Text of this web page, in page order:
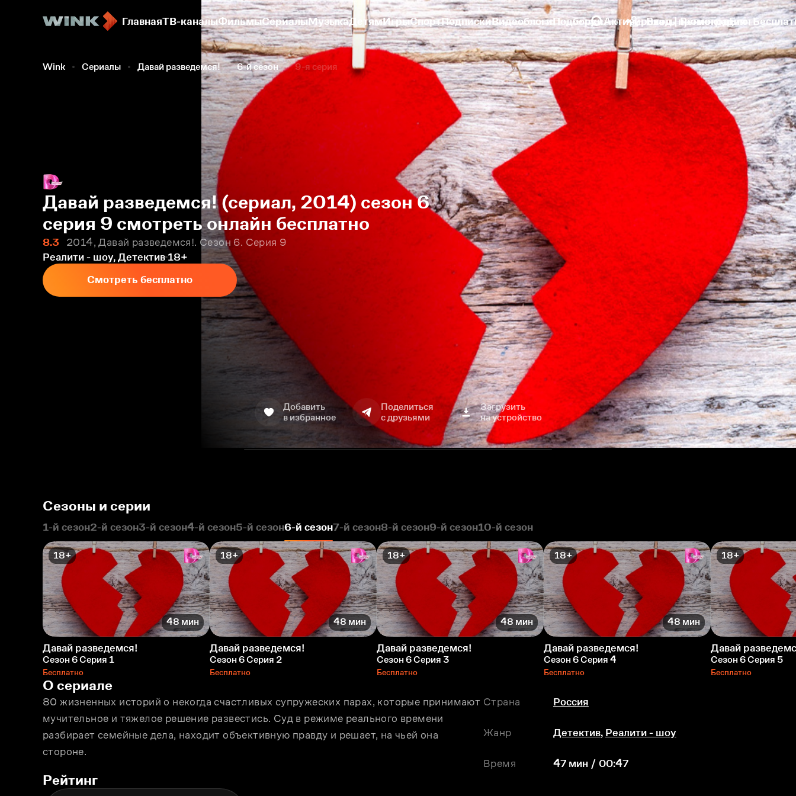
ГлавнаяТВ-каналыФильмыСериалыМузыкаДетямИгрыСпортПодпискиВидеоблогиПодборкиАктивировать промокодБлог
Вход | Регистрация
Wink Сериалы Давай разведемся! 6-й сезон 9-я серия
Давай разведемся! (сериал, 2014) сезон 6
серия 9 смотреть онлайн бесплатно
8.3
2014, Давай разведемся!. Сезон 6. Серия 9
Реалити - шоу, Детектив 18+
Смотреть бесплатно
Добавить
в избранное
Поделиться
с друзьями
Загрузить
на устройство
Сезоны и серии
1-й сезон2-й сезон3-й сезон4-й сезон5-й сезон6-й сезон7-й сезон8-й сезон9-й сезон10-й сезон
18+
48 мин
Давай разведемся!
Сезон 6 Серия 1
Бесплатно
18+
48 мин
Давай разведемся!
Сезон 6 Серия 2
Бесплатно
18+
48 мин
Давай разведемся!
Сезон 6 Серия 3
Бесплатно
18+
48 мин
Давай разведемся!
Сезон 6 Серия 4
Бесплатно
18+
Давай
Сезон 6 Серия 5
Бесплатно
О сериале
80 жизненных историй о некогда счастливых супружеских парах, которые принимают
мучительное и тяжелое решение развестись. Суд в режиме реального времени
разбирает семейные дела, находит объективную правду и решает, на чьей она
стороне.
Страна Россия
Жанр Детектив, Реалити - шоу
Время 47 мин / 00:47
Рейтинг